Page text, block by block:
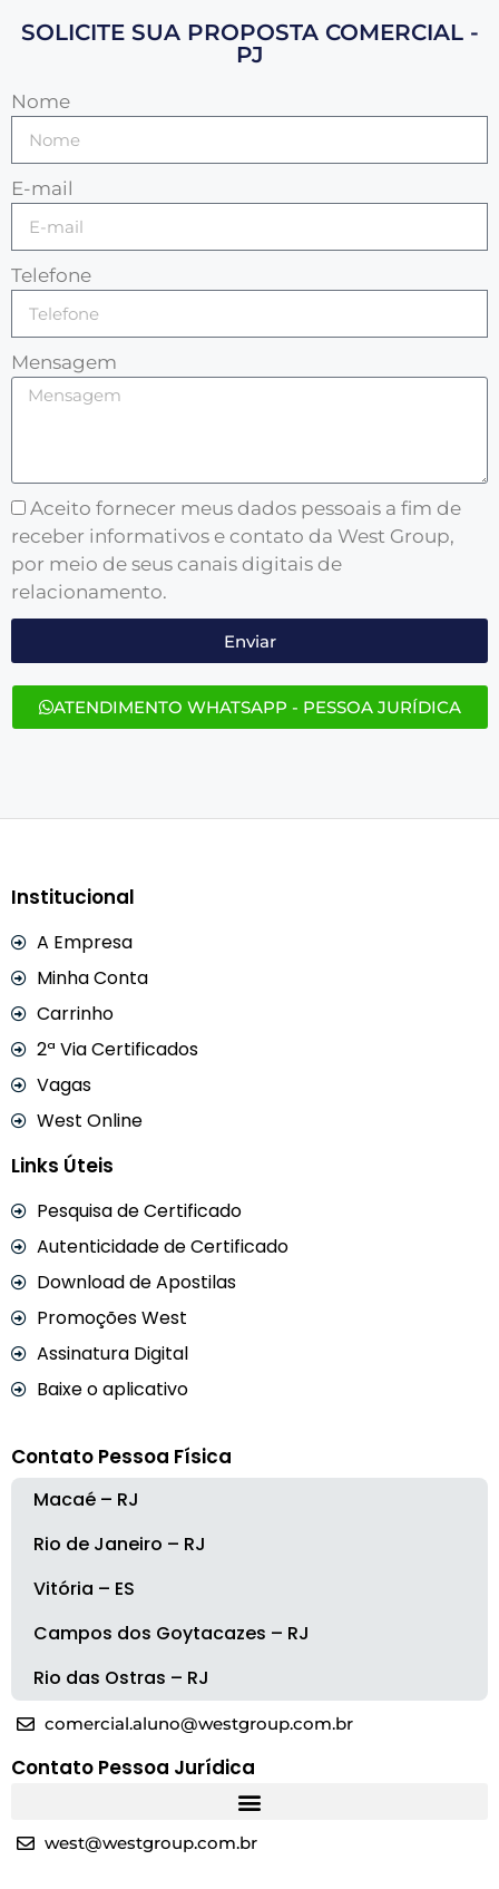
SOLICITE SUA PROPOSTA COMERCIAL -
PJ
Nome
E-mail
Telefone
Mensagem
Aceito fornecer meus dados pessoais a fim de
receber informativos e contato da West Group,
por meio de seus canais digitais de
relacionamento.
Enviar
ATENDIMENTO WHATSAPP - PESSOA JURÍDICA
Institucional
A Empresa
Minha Conta
Carrinho
2ª Via Certificados
Vagas
West Online
Links Úteis
Pesquisa de Certificado
Autenticidade de Certificado
Download de Apostilas
Promoções West
Assinatura Digital
Baixe o aplicativo
Contato Pessoa Física
Macaé – RJ
Rio de Janeiro – RJ
Vitória – ES
Campos dos Goytacazes – RJ
Rio das Ostras – RJ
comercial.aluno@westgroup.com.br
Contato Pessoa Jurídica
west@westgroup.com.br